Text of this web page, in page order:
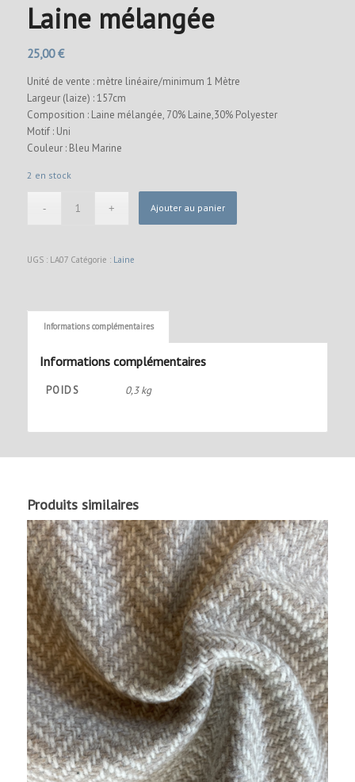
Laine mélangée
25,00€
Unité de vente : mètre linéaire/minimum 1 Mètre
Largeur (laize) : 157cm
Composition : Laine mélangée, 70% Laine,30% Polyester
Motif : Uni
Couleur : Bleu Marine
2 en stock
Ajouter au panier
UGS : LA07 Catégorie : Laine
Informations complémentaires
Informations complémentaires
POIDS 0,3 kg
Produits similaires